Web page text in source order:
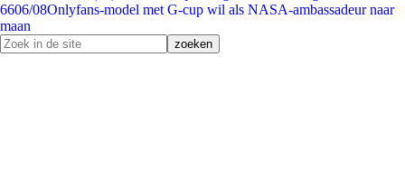
6606/08Onlyfans-model met G-cup wil als NASA-ambassadeur naar
maan